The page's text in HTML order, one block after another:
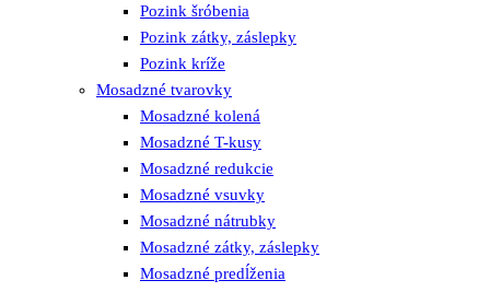
Pozink šróbenia
Pozink zátky, záslepky
Pozink kríže
Mosadzné tvarovky
Mosadzné kolená
Mosadzné T-kusy
Mosadzné redukcie
Mosadzné vsuvky
Mosadzné nátrubky
Mosadzné zátky, záslepky
Mosadzné predĺženia